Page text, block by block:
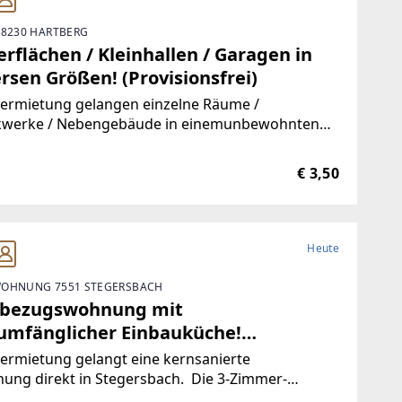
HARTBERG
/ Kleinhallen / Garagen in
Größen! (Provisionsfrei)
gelangen einzelne Räume /
/ Nebengebäude in einemunbewohnten
stehen Ihnen Größen vonca. 10 m² bis
€ 3,50
Heute
7551 STEGERSBACH
mit
Einbauküche!
gelangt eine kernsanierte
direkt in Stegersbach. Die 3-Zimmer-